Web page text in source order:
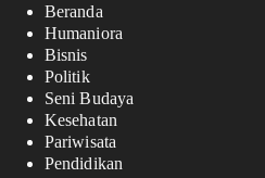
Beranda
Humaniora
Bisnis
Politik
Seni Budaya
Kesehatan
Pariwisata
Pendidikan